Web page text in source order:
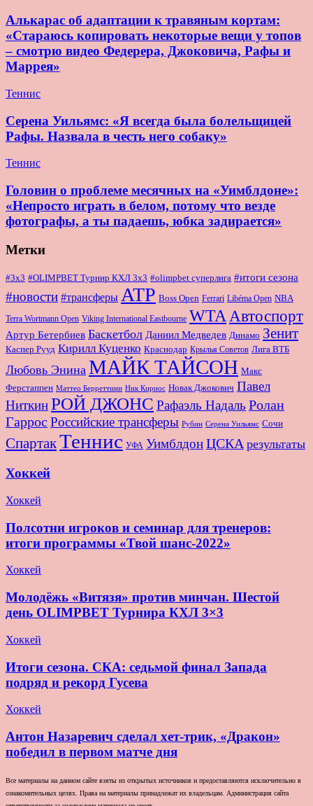
Алькарас об адаптации к травяным кортам:
«Стараюсь копировать некоторые вещи у топов
– смотрю видео Федерера, Джоковича, Рафы и
Маррея»
Теннис
Серена Уильямс: «Я всегда была болельщицей
Рафы. Назвала в честь него собаку»
Теннис
Головин о проблеме месячных на «Уимблдоне»:
«Непросто играть в белом, потому что везде
фотографы, а ты падаешь, юбка задирается»
Метки
#3x3 #OLIMPBET Турнир КХЛ 3x3 #olimpbet суперлига #итоги сезона
#новости #трансферы ATP Boss Open Ferrari Libéma Open NBA
Terra Wortmann Open Viking International Eastbourne WTA Автоспорт
Артур Бетербиев Баскетбол Даниил Медведев Динамо Зенит
Каспер Рууд Кирилл Куценко Краснодар Крылья Советов Лига ВТБ
Любовь Энина МАЙК ТАЙСОН Макс
Ферстаппен Маттео Берреттини Ник Кириос Новак Джокович Павел
НиткинРОЙ ДЖОНС Рафаэль Надаль Ролан
Гаррос Российские трансферы Рубин Серена Уильямс Сочи
СпартакТеннис УФА УимблдонЦСКА результаты
Хоккей
Хоккей
Полсотни игроков и семинар для тренеров:
итоги программы «Твой шанс-2022»
Хоккей
Молодёжь «Витязя» против минчан. Шестой
день OLIMPBET Турнира КХЛ 3×3
Хоккей
Итоги сезона. СКА: седьмой финал Запада
подряд и рекорд Гусева
Хоккей
Антон Назаревич сделал хет-трик, «Дракон»
победил в первом матче дня
Все материалы на данном сайте взяты из открытых источников и предоставляются исключительно в
ознакомительных целях. Права на материалы принадлежат их владельцам. Администрация сайта